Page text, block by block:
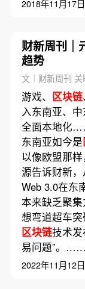
2018年11月17日
财新周刊｜
趋势
文｜财新周刊 关
游戏、 区块链
入东南亚、
全面本地化
东南亚如今是
以像欧盟那
源告诉财新，
Web 3.0在东
本来缺乏聚
想弯道超车
区块链技术
易问题”。……
2022年11月12日